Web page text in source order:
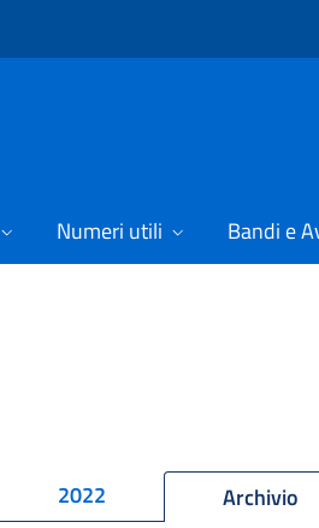
Numeri utili Bandi e
2022 Archivio